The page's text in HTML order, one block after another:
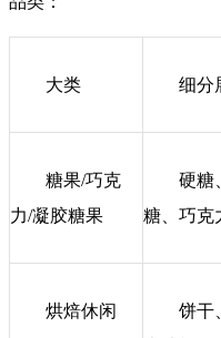
大类 细分
糖果/巧克
力/凝胶糖果
硬糖
糖、巧克
烘焙休闲
饼干